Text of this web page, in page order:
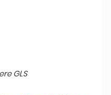
GLS